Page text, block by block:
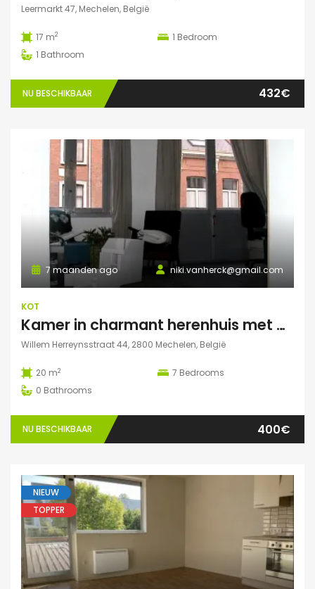
Leermarkt 47, Mechelen, België
17 m2 1 Bedroom
1 Bathroom
NU BESCHIKBAAR 432€
niki.vanherck@gmail.com
7 maanden ago
KOT
Kamer in charmant herenhuis met grote zonnige tuin
Willem Herreynsstraat 44, 2800 Mechelen, België
20 m2 7 Bedrooms
0 Bathrooms
NU BESCHIKBAAR 400€
NIEUW
TOPPER